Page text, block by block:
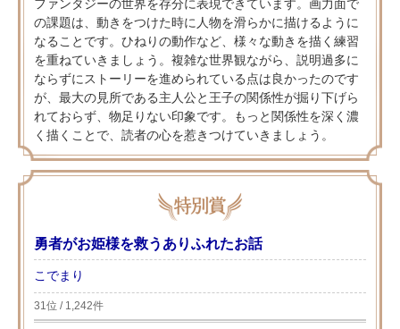
ファンタジーの世界を存分に表現できています。画力面で
の課題は、動きをつけた時に人物を滑らかに描けるように
なることです。ひねりの動作など、様々な動きを描く練習
を重ねていきましょう。複雑な世界観ながら、説明過多に
ならずにストーリーを進められている点は良かったのです
が、最大の見所である主人公と王子の関係性が掘り下げら
れておらず、物足りない印象です。もっと関係性を深く濃
く描くことで、読者の心を惹きつけていきましょう。
勇者がお姫様を救うありふれたお話
こでまり
31位 / 1,242件